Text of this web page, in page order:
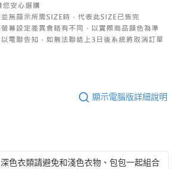
顯示電腦版詳細說明
深色衣類請避免和淺色衣物、包包一起組合